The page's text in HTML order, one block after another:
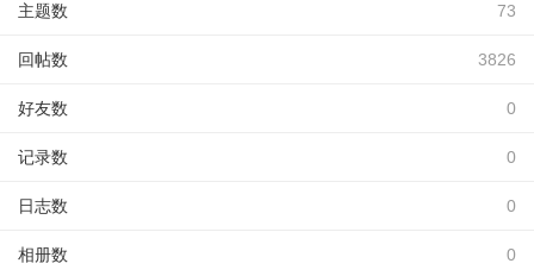
主题数 73
回帖数 3826
好友数 0
记录数 0
日志数 0
相册数 0